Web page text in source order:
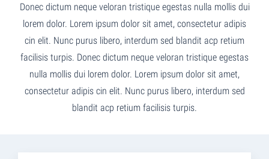
Donec dictum neque veloran tristique egestas nulla mollis dui
lorem dolor. Lorem ipsum dolor sit amet, consectetur adipis
cin elit. Nunc purus libero, interdum sed blandit acp retium
facilisis turpis. Donec dictum neque veloran tristique egestas
nulla mollis dui lorem dolor. Lorem ipsum dolor sit amet,
consectetur adipis cin elit. Nunc purus libero, interdum sed
blandit acp retium facilisis turpis.